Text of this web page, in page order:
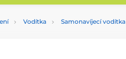
Vodítka Samonavíjecí vodítka